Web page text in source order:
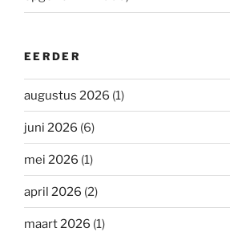
EERDER
augustus 2026 (1)
juni 2026 (6)
mei 2026 (1)
april 2026 (2)
maart 2026 (1)